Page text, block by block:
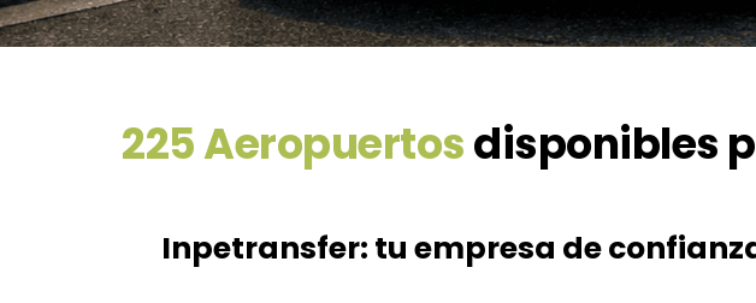
225 Aeropuertosdisponibles
Inpetransfer: tu empresa de